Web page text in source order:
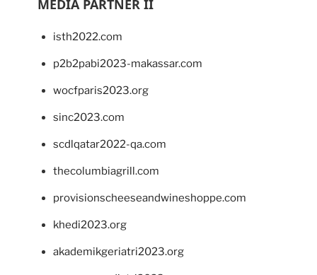
MEDIA PARTNER II
isth2022.com
p2b2pabi2023-makassar.com
wocfparis2023.org
sinc2023.com
scdlqatar2022-qa.com
thecolumbiagrill.com
provisionscheeseandwineshoppe.com
khedi2023.org
akademikgeriatri2023.org